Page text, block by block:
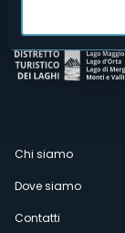
Menù
Chi siamo
Dove siamo
Contatti